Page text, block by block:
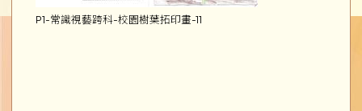
P1-常識視藝跨科-校園樹葉拓印畫-11